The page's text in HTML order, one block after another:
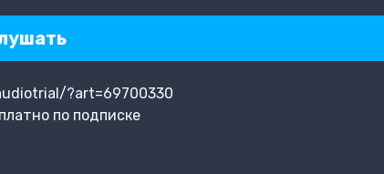
?art=69700330
по подписке